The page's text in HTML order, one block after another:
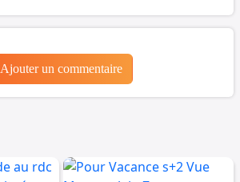
Ajouter un commentaire